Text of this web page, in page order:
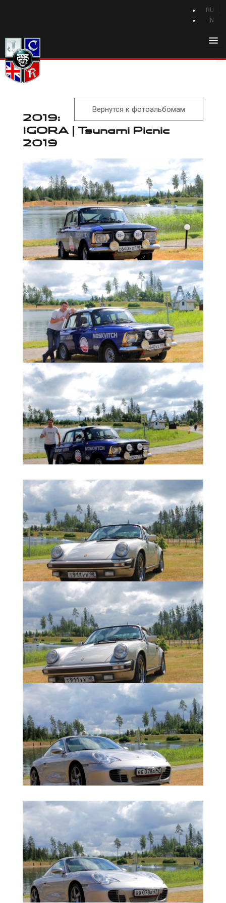
RU
EN
Главная
Новости Jaguar
Клуб
Форум
Контакты
Вернутся к фотоальбомам
2019:
IGORA | Tsunami Picnic
2019